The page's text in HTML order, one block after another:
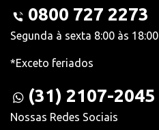
0800 727 2273
Segunda à sexta 8:00 às 18:00
*Exceto feriados
(31) 2107-2045
Nossas Redes Sociais